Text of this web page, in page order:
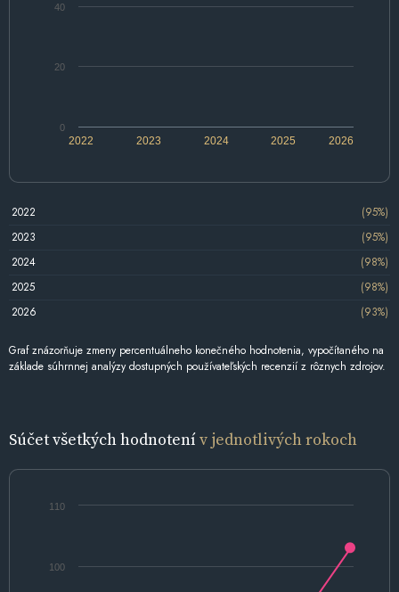
2022 2024 2026
2023 2025
0
20
40
2022
(95%)
2023
(95%)
2024
(98%)
2025
(98%)
2026
(93%)
Graf znázorňuje zmeny percentuálneho konečného hodnotenia, vypočítaného na
základe súhrnnej analýzy dostupných používateľských recenzií z rôznych zdrojov.
Súčet všetkých hodnotenív jednotlivých rokoch
100
110